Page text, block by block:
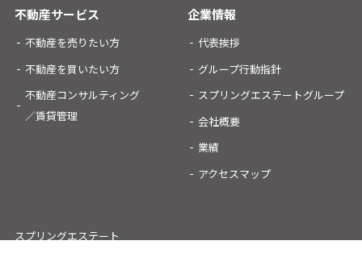
不動産サービス
不動産を売りたい方
不動産を買いたい方
不動産コンサルティング
／賃貸管理
企業情報
代表挨拶
グループ行動指針
スプリングエステートグループ
会社概要
業績
アクセスマップ
スプリングエステート